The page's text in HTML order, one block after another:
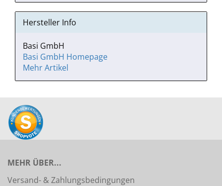
Hersteller Info
Basi GmbH
Basi GmbH Homepage
Mehr Artikel
MEHR ÜBER...
Versand- & Zahlungsbedingungen